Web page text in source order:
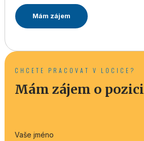
Mám zájem
CHCETE PRACOVAT V LOCICE?
Mám zájem o pozici
Vaše jméno